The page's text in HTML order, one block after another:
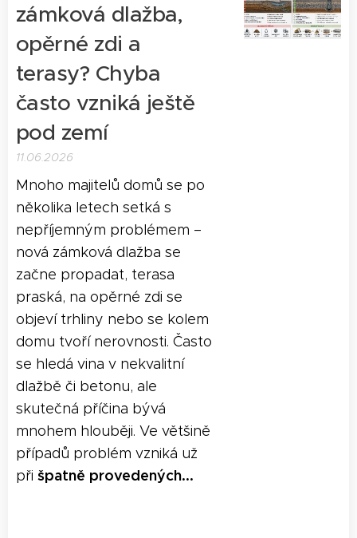
zámková dlažba,
opěrné zdi a
terasy? Chyba
často vzniká ještě
pod zemí
11.06.2026
Mnoho majitelů domů se po
několika letech setká s
nepříjemným problémem –
nová zámková dlažba se
začne propadat, terasa
praská, na opěrné zdi se
objeví trhliny nebo se kolem
domu tvoří nerovnosti. Často
se hledá vina v nekvalitní
dlažbě či betonu, ale
skutečná příčina bývá
mnohem hlouběji. Ve většině
případů problém vzniká už
při špatně provedených...